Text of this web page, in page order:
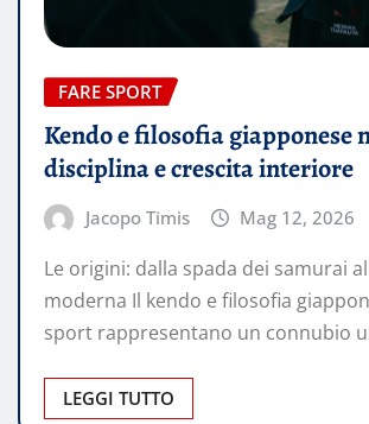
FARE SPORT
Kendo e filosofia giapponese
disciplina e crescita interiore
Jacopo Timis Mag 12, 2026
Le origini: dalla spada dei samurai
moderna Il kendo e filosofia
sport rappresentano un connubio
LEGGI TUTTO